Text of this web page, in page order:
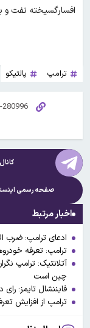
افسارگسیخته نفت
ترامپ پالتیکو
صفحه رسمی
اخبار مرتبط
ادعای ترامپ: ضرب الاجل ۶۰ روزه خلاف
ترامپ: تعرفه خودروهای اروپایی
آتلانتیک: ترامپ
چین است
فایننشال تایمز:
ترامپ از افزایش